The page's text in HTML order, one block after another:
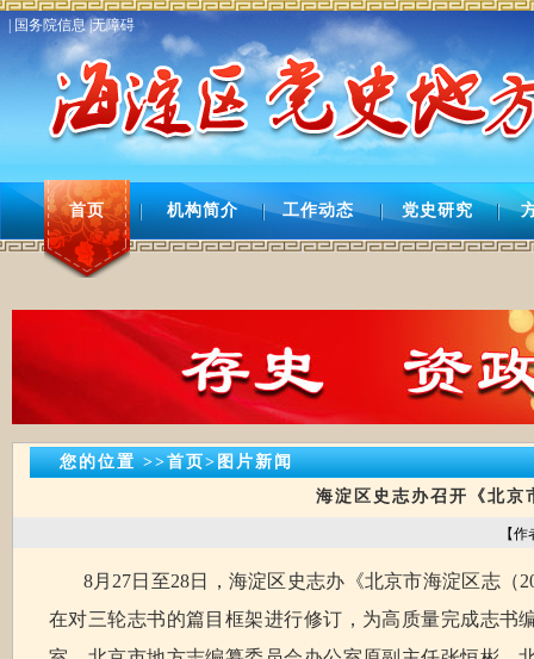
| 国务院信息 |无障碍
首页 机构简介 工作动态 党史研究
您的位置 >>首页>图片新闻
海淀区史志办召开《北
【
8月27日至28日，海淀区史志办《北京市海淀区志（
在对三轮志书的篇目框架进行修订，为高质量完成志书